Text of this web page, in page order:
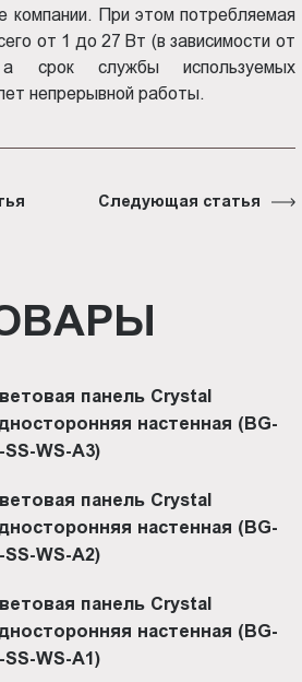
компании. При этом потребляемая
от 1 до 27 Вт (в зависимости от
срок службы используемых
непрерывной работы.
Следующая статья
панель Crystal
настенная (BG-
SS-WS-A3)
панель Crystal
настенная (BG-
SS-WS-A2)
панель Crystal
настенная (BG-
SS-WS-A1)